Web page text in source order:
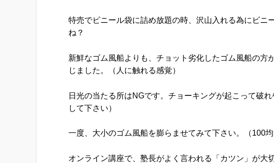
特売でビニール袋に詰め放題の時、沢山入れる為にビニ
ね？
新鮮なゴム風船よりも、チョット劣化したゴム風船の方
じました。（人に触れる感覚）
日光の当たる所はNGです。チョーキングが起こって破
して下さい）
一度、大小のゴム風船を膨らませてみて下さい。（100均
オンライン講座で、塾長がよく言われる「カツン」が大